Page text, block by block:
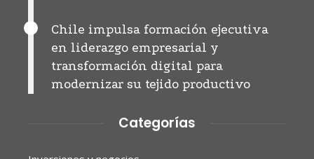
Chile impulsa formación ejecutiva
en liderazgo empresarial y
transformación digital para
modernizar su tejido productivo
Categorías